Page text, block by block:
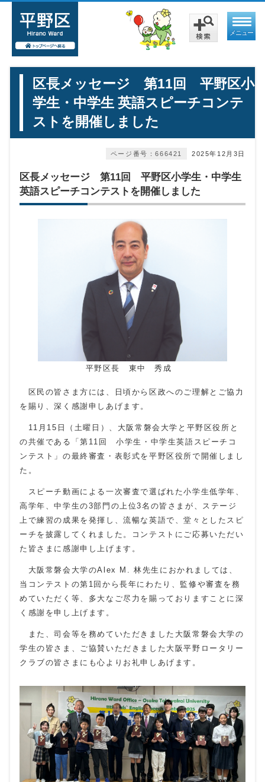
メニュー
区長メッセージ 第11回 平野区小
学生・中学生 英語スピーチコンテ
ストを開催しました
2025年12月3日
ページ番号：666421
区長メッセージ 第11回 平野区小学生・中学生
英語スピーチコンテストを開催しました
平野区長 東中 秀成
区民の皆さま方には、日頃から区政へのご理解とご協力
を賜り、深く感謝申しあげます。
11月 15 日（土曜日）、大阪常磐会大学と平野区役所と
の共催である「第 11 回 小学生・中学生英語スピーチコ
ンテスト」の最終審査・表彰式を平野区役所で開催しまし
た。
スピーチ動画による一次審査で選ばれた小学生低学年、
高学年、中学生の3部門の上位3名の皆さまが、ステージ
上で練習の成果を発揮し、流暢な英語で、堂々としたスピ
ーチを披露してくれました。コンテストにご応募いただい
た皆さまに感謝申し上げます。
大阪常磐会大学のAlex M.林先生におかれましては、
当コンテストの第1回から長年にわたり、監修や審査を務
めていただく等、多大なご尽力を賜っておりますことに深
く感謝を申し上げます。
また、司会等を務めていただきました大阪常磐会大学の
学生の皆さま、ご協賛いただきました大阪平野ロータリー
クラブの皆さまにも心よりお礼申しあげます。